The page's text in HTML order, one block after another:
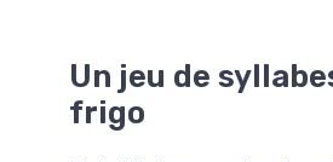
Un jeu de
frigo